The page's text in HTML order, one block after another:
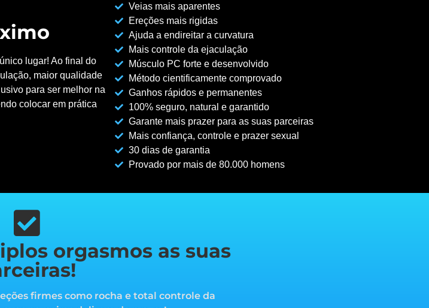
lugar! Ao final do
maior qualidade
para ser melhor na
colocar em prática
Veias mais aparentes
Ereções mais rigidas
Ajuda a endireitar a curvatura
Mais controle da ejaculação
Músculo PC forte e desenvolvido
Método cientificamente comprovado
Ganhos rápidos e permanentes
100% seguro, natural e garantido
Garante mais prazer para as suas parceiras
Mais confiança, controle e prazer sexual
30 dias de garantia
Provado por mais de 80.000 homens
orgasmos as suas
firmes como rocha e total controle da